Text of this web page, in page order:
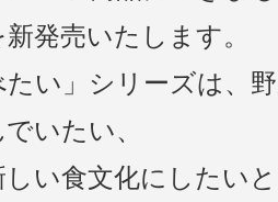
発売いたします。
たい」シリーズは、
いたい、
い食文化にしたい